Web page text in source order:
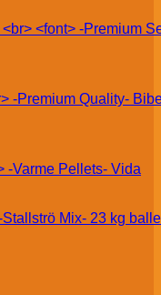
Vida